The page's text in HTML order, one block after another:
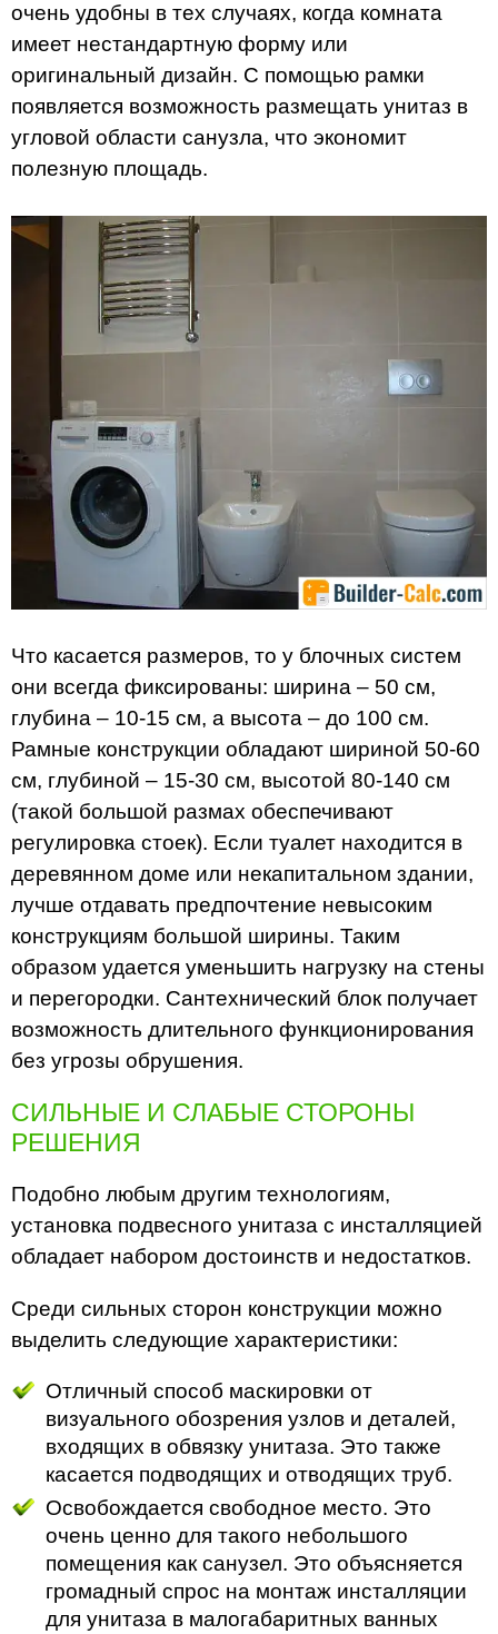
очень удобны в тех случаях, когда комната
имеет нестандартную форму или
оригинальный дизайн. С помощью рамки
появляется возможность размещать унитаз в
угловой области санузла, что экономит
полезную площадь.
Что касается размеров, то у блочных систем
они всегда фиксированы: ширина – 50 см,
глубина – 10-15 см, а высота – до 100 см.
Рамные конструкции обладают шириной 50-60
см, глубиной – 15-30 см, высотой 80-140 см
(такой большой размах обеспечивают
регулировка стоек). Если туалет находится в
деревянном доме или некапитальном здании,
лучше отдавать предпочтение невысоким
конструкциям большой ширины. Таким
образом удается уменьшить нагрузку на стены
и перегородки. Сантехнический блок получает
возможность длительного функционирования
без угрозы обрушения.
СИЛЬНЫЕ И СЛАБЫЕ СТОРОНЫ
РЕШЕНИЯ
Подобно любым другим технологиям,
установка подвесного унитаза с инсталляцией
обладает набором достоинств и недостатков.
Среди сильных сторон конструкции можно
выделить следующие характеристики:
Отличный способ маскировки от
визуального обозрения узлов и деталей,
входящих в обвязку унитаза. Это также
касается подводящих и отводящих труб.
Освобождается свободное место. Это
очень ценно для такого небольшого
помещения как санузел. Это объясняется
громадный спрос на монтаж инсталляции
для унитаза в малогабаритных ванных